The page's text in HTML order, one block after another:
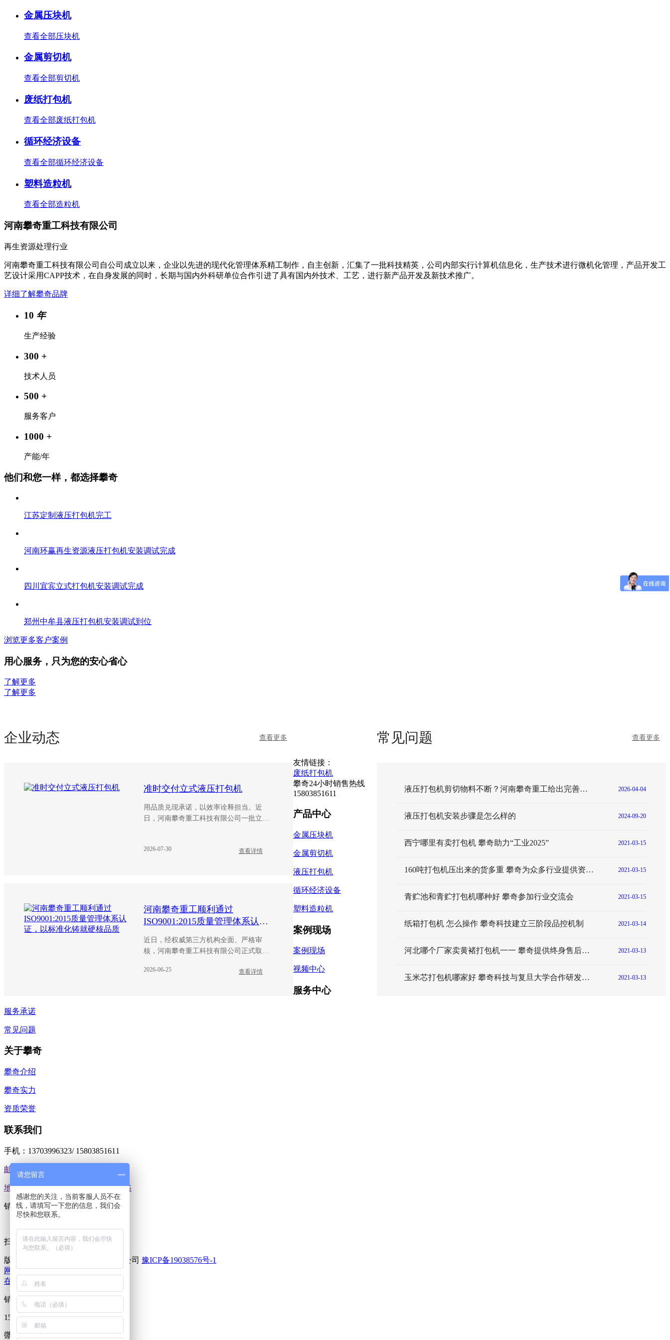
金属压块机
查看全部压块机
金属剪切机
查看全部剪切机
废纸打包机
查看全部废纸打包机
循环经济设备
查看全部循环经济设备
塑料造粒机
查看全部造粒机
河南攀奇重工科技有限公司
再生资源处理行业
河南攀奇重工科技有限公司自公司成立以来，企业以先进的现代化管理体系精工制作，自主创新，汇集了一批科技精英，公司内部实行计算机信息化，生产技术进行微机化管理，产品开发工
艺设计采用CAPP技术，在自身发展的同时，长期与国内外科研单位合作引进了具有国内外技术、工艺，进行新产品开发及新技术推广。
详细了解攀奇品牌
10 年
生产经验
300 +
技术人员
500 +
服务客户
1000 +
产能/年
他们和您一样，都选择攀奇
江苏定制液压打包机完工
河南环赢再生资源液压打包机安装调试完成
四川宜宾立式打包机安装调试完成
郑州中牟县液压打包机安装调试到位
浏览更多客户案例
用心服务，只为您的安心省心
了解更多
了解更多
企业动态 查看更多
准时交付立式液压打包机
用品质兑现承诺，以效率诠释担当。近
日，河南攀奇重工科技有限公司一批立式
同、守信用、抓节点、保交付"的硬核制造
2026-07-30 查看详情
河南攀奇重工顺利通过
ISO9001:2015质量管理体系认
近日，经权威第三方机构全面、严格审
核，河南攀奇重工科技有限公司正式取得
份国际权威认证，是行业对公司全流程质
2026-06-25 查看详情
常见问题 查看更多
液压打包机剪切物料不断？河南攀奇重工给出完善解决方案 2026-04-04
液压打包机安装步骤是怎么样的 2024-09-20
西宁哪里有卖打包机 攀奇助力“工业2025” 2021-03-15
160吨打包机压出来的货多重 攀奇为众多行业提供资源节约计划 2021-03-15
青贮池和青贮打包机哪种好 攀奇参加行业交流会 2021-03-15
纸箱打包机 怎么操作 攀奇科技建立三阶段品控机制 2021-03-14
河北哪个厂家卖黄褚打包机一一 攀奇提供终身售后服务为用户解决后顾之忧 2021-03-13
玉米芯打包机哪家好 攀奇科技与复旦大学合作研发新型再生资源设备 2021-03-13
友情链接：
废纸打包机
攀奇24小时销售热线
15803851611
产品中心
金属压块机
金属剪切机
液压打包机
循环经济设备
塑料造粒机
案例现场
案例现场
视频中心
服务中心
服务承诺
常见问题
关于攀奇
攀奇介绍
攀奇实力
资质荣誉
联系我们
手机：13703996323/ 15803851611
邮箱：1561647141@qq.com
地址：河南郑州市荥阳郑上路庙王路
销售热线：15803851611
扫码加好友
版权所有：河南攀奇重工科技有限公司 豫ICP备19038576号-1
网站地图
在线咨询
销售热线
15515967306
微信
请您留言
感谢您的关注，当前客服人员不在
线，请填写一下您的信息，我们会
尽快和您联系。